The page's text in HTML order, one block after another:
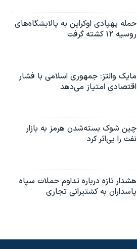
حمله پهپادی اوکراین به پالایشگاه‌های
روسیه ۱۲ کشته گرفت
مایک والتز: جمهوری اسلامی با فشار
اقتصادی امتیاز می‌دهد
چین شوک بسته‌شدن هرمز به بازار
نفت را بی‌اثر کرد
هشدار تازه درباره تداوم حملات سپاه
پاسداران به کشتیرانی تجاری